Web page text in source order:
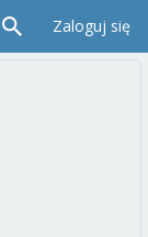
Zaloguj się